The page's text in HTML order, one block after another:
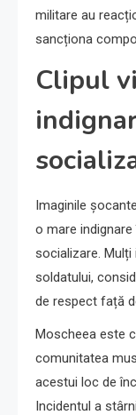
militare au
sancționa
Clipul
Imaginile
o mare
socializare.
soldatului,
de respect față
Moscheea este
comunitatea
acestui loc de
Incidentul a